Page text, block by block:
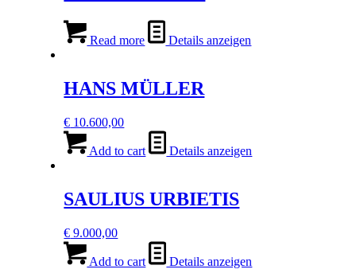
Read more Details anzeigen
HANS MÜLLER
€ 10.600,00
Add to cart Details anzeigen
SAULIUS URBIETIS
€ 9.000,00
Add to cart Details anzeigen